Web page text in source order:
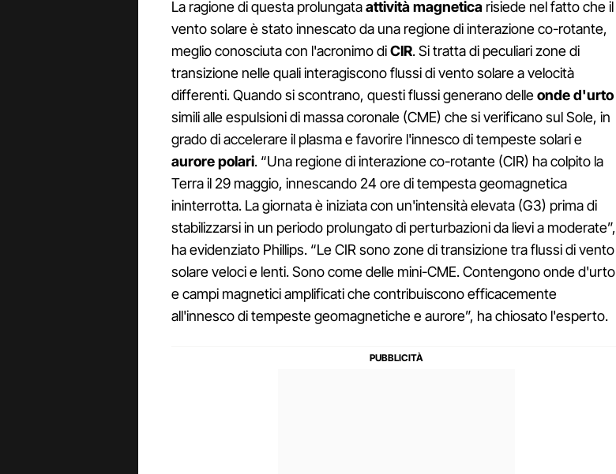
La ragione di questa prolungataattività magnetica risiede nel fatto che il
vento solare è stato innescato da una regione di interazione co-rotante,
meglio conosciuta con l'acronimo diCIR. Si tratta di peculiari zone di
transizione nelle quali interagiscono flussi di vento solare a velocità
differenti. Quando si scontrano, questi flussi generano delleonde d'urto
simili alle espulsioni di massa coronale (CME) che si verificano sul Sole, in
grado di accelerare il plasma e favorire l'innesco di tempeste solari e
aurore polari. “Una regione di interazione co-rotante (CIR) ha colpito la
Terra il 29 maggio, innescando 24 ore di tempesta geomagnetica
ininterrotta. La giornata è iniziata con un'intensità elevata (G3) prima di
stabilizzarsi in un periodo prolungato di perturbazioni da lievi a moderate”,
ha evidenziato Phillips. “Le CIR sono zone di transizione tra flussi di vento
solare veloci e lenti. Sono come delle mini-CME. Contengono onde d'urto
e campi magnetici amplificati che contribuiscono efficacemente
all'innesco di tempeste geomagnetiche e aurore”, ha chiosato l'esperto.